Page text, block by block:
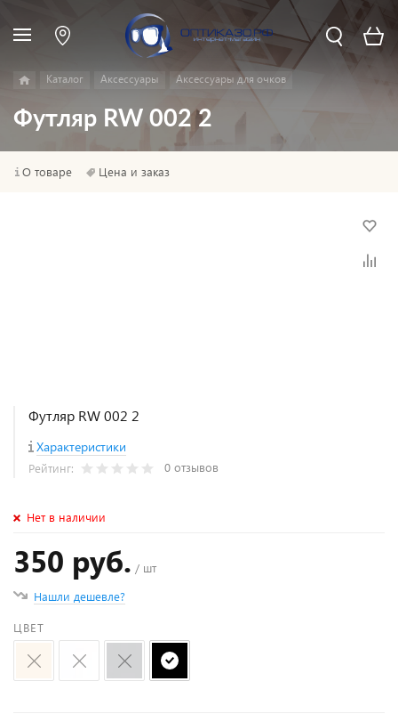
Каталог Аксессуары Аксессуары для очков
Футляр RW 002 2
О товаре Цена и заказ
Футляр RW 002 2
Характеристики
Рейтинг: 0 отзывов
Нет в наличии
350 руб. / шт
Нашли дешевле?
ЦВЕТ